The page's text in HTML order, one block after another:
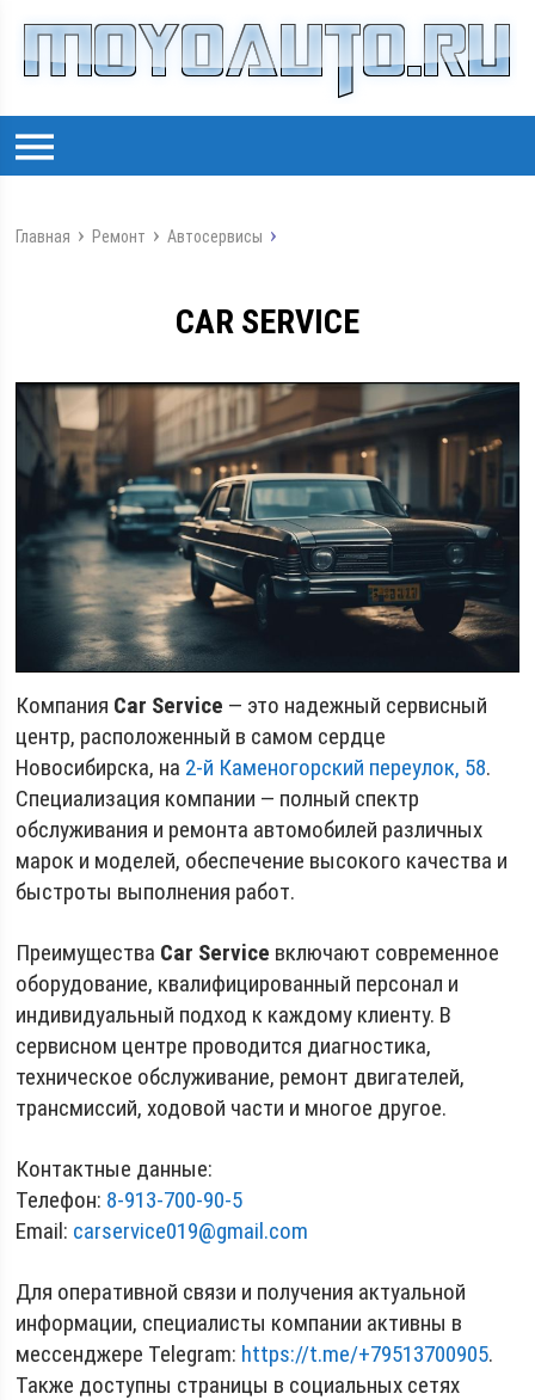
Главная Ремонт Автосервисы
CAR SERVICE
Компания Car Service — это надежный сервисный
центр, расположенный в самом сердце
Новосибирска, на 2-й Каменогорский переулок, 58.
Специализация компании — полный спектр
обслуживания и ремонта автомобилей различных
марок и моделей, обеспечение высокого качества и
быстроты выполнения работ.
Преимущества Car Service включают современное
оборудование, квалифицированный персонал и
индивидуальный подход к каждому клиенту. В
сервисном центре проводится диагностика,
техническое обслуживание, ремонт двигателей,
трансмиссий, ходовой части и многое другое.
Контактные данные:
Телефон: 8-913-700-90-5
Email: carservice019@gmail.com
Для оперативной связи и получения актуальной
информации, специалисты компании активны в
мессенджере Telegram: https://t.me/+79513700905.
Также доступны страницы в социальных сетях